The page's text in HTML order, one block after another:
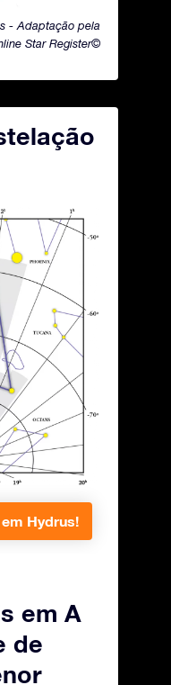
- Adaptação pela
Star Register©
Hydrus!
em A
de